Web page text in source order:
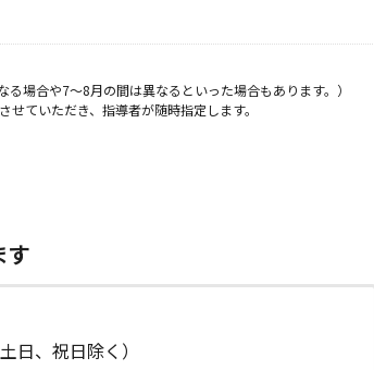
場合や7～8月の間は異なるといった場合もあります。）
ていただき、指導者が随時指定します。
す
日、祝日除く）